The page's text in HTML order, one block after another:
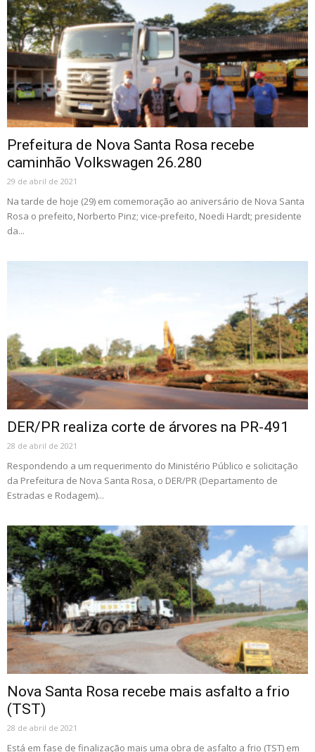
Prefeitura de Nova Santa Rosa recebe
caminhão Volkswagen 26.280
29 de abril de 2021
Na tarde de hoje (29) em comemoração ao aniversário de Nova Santa
Rosa o prefeito, Norberto Pinz; vice-prefeito, Noedi Hardt; presidente
da...
DER/PR realiza corte de árvores na PR-491
28 de abril de 2021
Respondendo a um requerimento do Ministério Público e solicitação
da Prefeitura de Nova Santa Rosa, o DER/PR (Departamento de
Estradas e Rodagem)...
Nova Santa Rosa recebe mais asfalto a frio
(TST)
28 de abril de 2021
Está em fase de finalização mais uma obra de asfalto a frio (TST) em